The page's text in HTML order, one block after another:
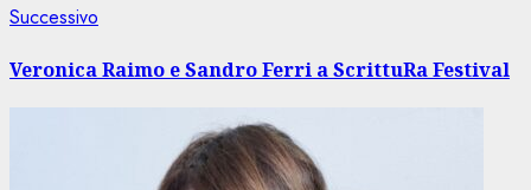
Successivo
Veronica Raimo e Sandro Ferri a ScrittuRa Festival